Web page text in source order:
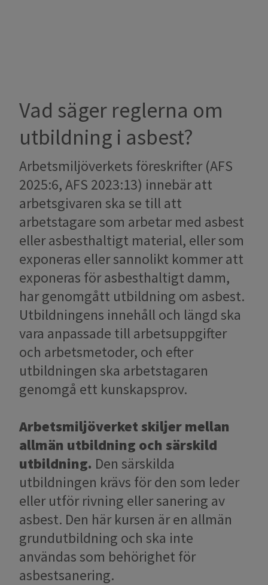
Vad säger reglerna om
utbildning i asbest?
Arbetsmiljöverkets föreskrifter (AFS
2025:6, AFS 2023:13) innebär att
arbetsgivaren ska se till att
arbetstagare som arbetar med asbest
eller asbesthaltigt material, eller som
exponeras eller sannolikt kommer att
exponeras för asbesthaltigt damm,
har genomgått utbildning om asbest.
Utbildningens innehåll och längd ska
vara anpassade till arbetsuppgifter
och arbetsmetoder, och efter
utbildningen ska arbetstagaren
genomgå ett kunskapsprov.
Arbetsmiljöverket skiljer mellan
allmän utbildning och särskild
utbildning. Den särskilda
utbildningen krävs för den som leder
eller utför rivning eller sanering av
asbest. Den här kursen är en allmän
grundutbildning och ska inte
användas som behörighet för
asbestsanering.